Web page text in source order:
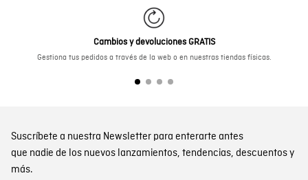
Cambios y devoluciones GRATIS
Gestiona tus pedidos a través de la web o en nuestras tiendas físicas.
Suscríbete a nuestra Newsletter para enterarte antes
que nadie de los nuevos lanzamientos, tendencias, descuentos y
más.